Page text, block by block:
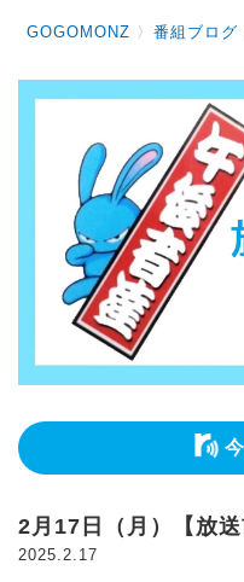
GOGOMONZ 〉番組ブログ
2月17日（月）【放送
2025.2.17